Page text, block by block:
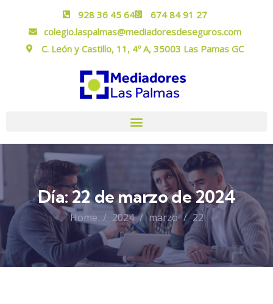
928 36 45 64
674 84 91 27
colegio.laspalmas@mediadoresdeseguros.com
C. León y Castillo, 11, 4º A, 35003 Las Pamas GC
Día:22 de marzo de 2024
Home 2024 marzo 22